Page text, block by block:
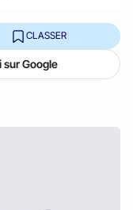
CLASSER
Google